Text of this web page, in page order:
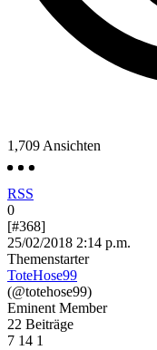
1,709 Ansichten
RSS
0
[#368]
25/02/2018 2:14 p.m.
Themenstarter
ToteHose99
(@totehose99)
Eminent Member
22 Beiträge
7 14 1